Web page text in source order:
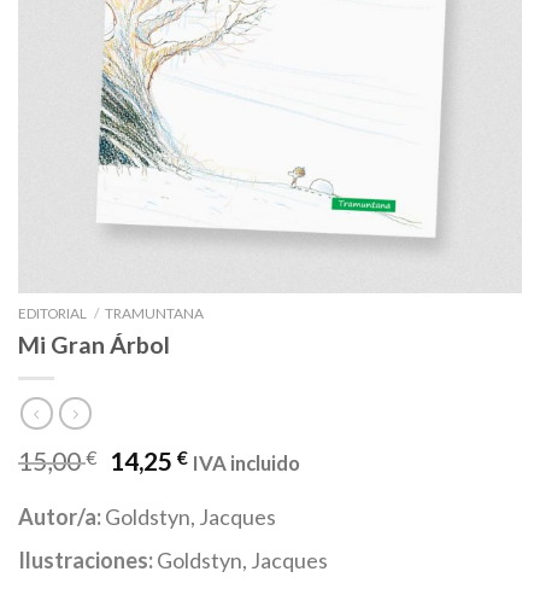
EDITORIAL / TRAMUNTANA
Mi Gran Árbol
15,00€ 14,25€ IVA incluido
Autor/a:Goldstyn, Jacques
Ilustraciones:Goldstyn, Jacques